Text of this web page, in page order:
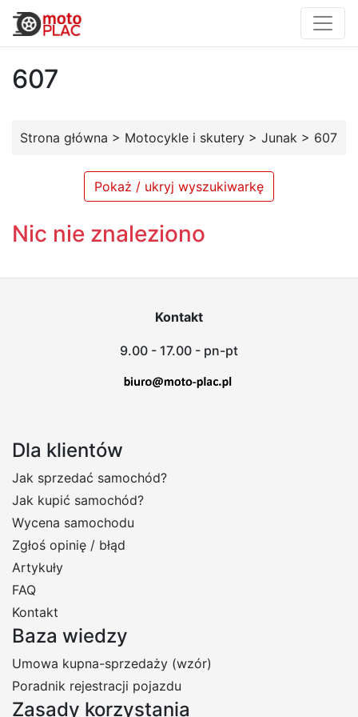
607
Strona główna > Motocykle i skutery > Junak > 607
Pokaż / ukryj wyszukiwarkę
Nic nie znaleziono
Kontakt
9.00 - 17.00 - pn-pt
Dla klientów
Jak sprzedać samochód?
Jak kupić samochód?
Wycena samochodu
Zgłoś opinię / błąd
Artykuły
FAQ
Kontakt
Baza wiedzy
Umowa kupna-sprzedaży (wzór)
Poradnik rejestracji pojazdu
Zasady korzystania